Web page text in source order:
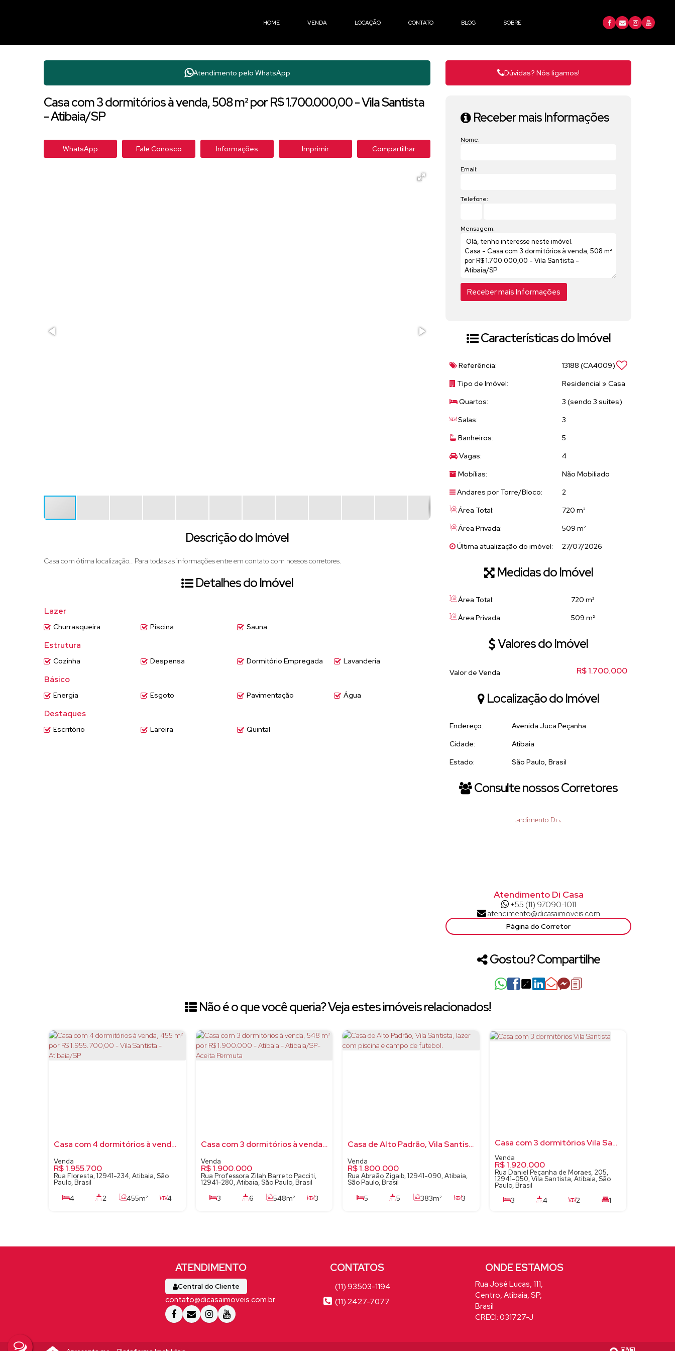
CONTATO BLOG SOBRE
LOCAÇÃO
VENDA
HOME
Atendimento pelo WhatsApp
Casa com 3 dormitórios à venda, 508 m² por R$ 1.700.000,00 - Vila Santista
- Atibaia/SP
WhatsApp Fale Conosco Informações Imprimir Compartilhar
Descrição do Imóvel
Casa com ótima localização.. Para todas as informações entre em contato com nossos corretores.
Detalhes do Imóvel
Lazer
Churrasqueira Piscina Sauna
Estrutura
Cozinha Despensa Dormitório Empregada Lavanderia
Básico
Energia Esgoto Pavimentação Água
Destaques
Escritório Lareira Quintal
Dúvidas? Nós ligamos!
Receber mais Informações
Nome:
Email:
Telefone:
Mensagem:
Características do Imóvel
Referência: 13188 (CA4009)
Tipo de Imóvel:
Residencial » Casa
Quartos:
3 (sendo 3 suítes)
Salas:
3
Banheiros:
5
Vagas:
4
Mobílias:
Não Mobiliado
Andares por Torre/Bloco:
2
Área Total:
720 m²
Área Privada:
509 m²
Última atualização do imóvel:
27/07/2026
Medidas do Imóvel
Área Total:
720 m²
Área Privada:
509 m²
Valores do Imóvel
R$1.700.000
Valor de Venda
Localização do Imóvel
Endereço:
Avenida Juca Peçanha
Cidade:
Atibaia
Estado:
São Paulo, Brasil
Consulte nossos Corretores
Atendimento Di Casa
+55 (11) 97090-1011
atendimento@dicasaimoveis.com
Página do Corretor
Gostou? Compartilhe
Não é o que você queria? Veja estes imóveis relacionados!
Casa com 4 dormitórios à venda, 455 m² por R$ 1.955.700,00 - Vila Santista - Atibaia/SP
R$1.955.700
Rua Floresta, 12941-234, Atibaia, São
Paulo, Brasil
4 2 455m²
4
Casa com 3 dormitórios à venda, 548 m² por R$ 1.900.000 - Atibaia - Atibaia/SP-Aceita Permuta
R$1.900.000
Rua Professora Zilah Barreto Pacciti,
12941-280, Atibaia, São Paulo, Brasil
3 6 548m²
3
Casa de Alto Padrão, Vila Santista, lazer com piscina e campo de futebol.
R$1.800.000
Rua Abraão Zigaib, 12941-090, Atibaia,
São Paulo, Brasil
5 5 383m²
3
Casa com 3 dormitórios Vila Santista
R$1.920.000
Rua Daniel Peçanha de Moraes, 205,
12941-050, Vila Santista, Atibaia, São
Paulo, Brasil
3 4 2
1
Central do Cliente
contato@dicasaimoveis.com.br
(11) 93503-1194
(11) 2427-7077
Rua José Lucas, 111,
Centro, Atibaia, SP,
Brasil
CRECI: 031727-J